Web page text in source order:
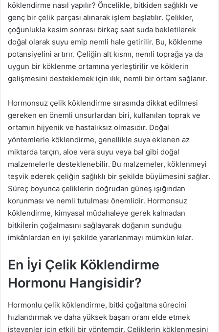
köklendirme nasıl yapılır? Öncelikle, bitkiden sağlıklı ve
genç bir çelik parçası alınarak işlem başlatılır. Çelikler,
çoğunlukla kesim sonrası birkaç saat suda bekletilerek
doğal olarak suyu emip nemli hale getirilir. Bu, köklenme
potansiyelini artırır. Çeliğin alt kısmı, nemli toprağa ya da
uygun bir köklenme ortamına yerleştirilir ve köklerin
gelişmesini desteklemek için ılık, nemli bir ortam sağlanır.
Hormonsuz çelik köklendirme sırasında dikkat edilmesi
gereken en önemli unsurlardan biri, kullanılan toprak ve
ortamın hijyenik ve hastalıksız olmasıdır. Doğal
yöntemlerle köklendirme, genellikle suya eklenen az
miktarda tarçın, aloe vera suyu veya bal gibi doğal
malzemelerle desteklenebilir. Bu malzemeler, köklenmeyi
teşvik ederek çeliğin sağlıklı bir şekilde büyümesini sağlar.
Süreç boyunca çeliklerin doğrudan güneş ışığından
korunması ve nemli tutulması önemlidir. Hormonsuz
köklendirme, kimyasal müdahaleye gerek kalmadan
bitkilerin çoğalmasını sağlayarak doğanın sunduğu
imkânlardan en iyi şekilde yararlanmayı mümkün kılar.
En İyi Çelik Köklendirme
Hormonu Hangisidir?
Hormonlu çelik köklendirme, bitki çoğaltma sürecini
hızlandırmak ve daha yüksek başarı oranı elde etmek
isteyenler için etkili bir yöntemdir. Çeliklerin köklenmesini